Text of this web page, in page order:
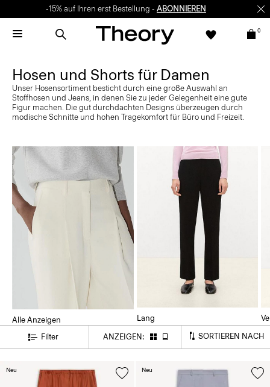
-15% auf Ihren erst Bestellung - ABONNIEREN
0
Hosen und Shorts für Damen
Unser Hosensortiment besticht durch eine große Auswahl an
Stoffhosen und Jeans, in denen Sie zu jeder Gelegenheit eine gute
Figur machen. Die gut durchdachten Designs überzeugen durch
modische Schnitte und hohen Tragekomfort für Büro und Freizeit.
Alle Anzeigen Lang
Filter ANZEIGEN: SORTIEREN NACH
Neu Neu